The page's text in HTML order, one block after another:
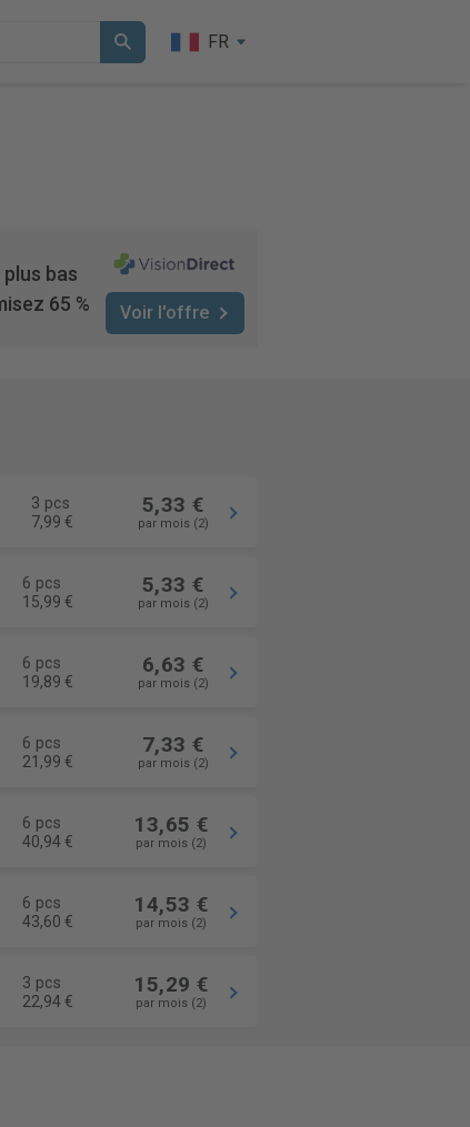
FR
plus bas
65 %
Voir l'offre
3 pcs
7,99 €
5,33 €
par mois (2)
6 pcs
15,99 €
5,33 €
par mois (2)
6 pcs
19,89 €
6,63 €
par mois (2)
6 pcs
21,99 €
7,33 €
par mois (2)
6 pcs
40,94 €
13,65 €
par mois (2)
6 pcs
43,60 €
14,53 €
par mois (2)
3 pcs
22,94 €
15,29 €
par mois (2)